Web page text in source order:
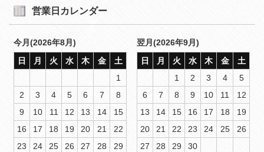
営業日カレンダー
今月(2026年8月)
日
月 火 水 木 金
土
1
2
3 4 5 6 7
8
9
10 11 12 13 14
15
16
17 18 19 20 21
22
23
24 25 26 27 28
29
翌月(2026年9月)
日
月 火 水 木 金
土
1
2 3 4
5
6
7 8 9 10 11
12
13
14 15 16 17 18
19
20
21 22 23 24 25
26
27
28 29 30